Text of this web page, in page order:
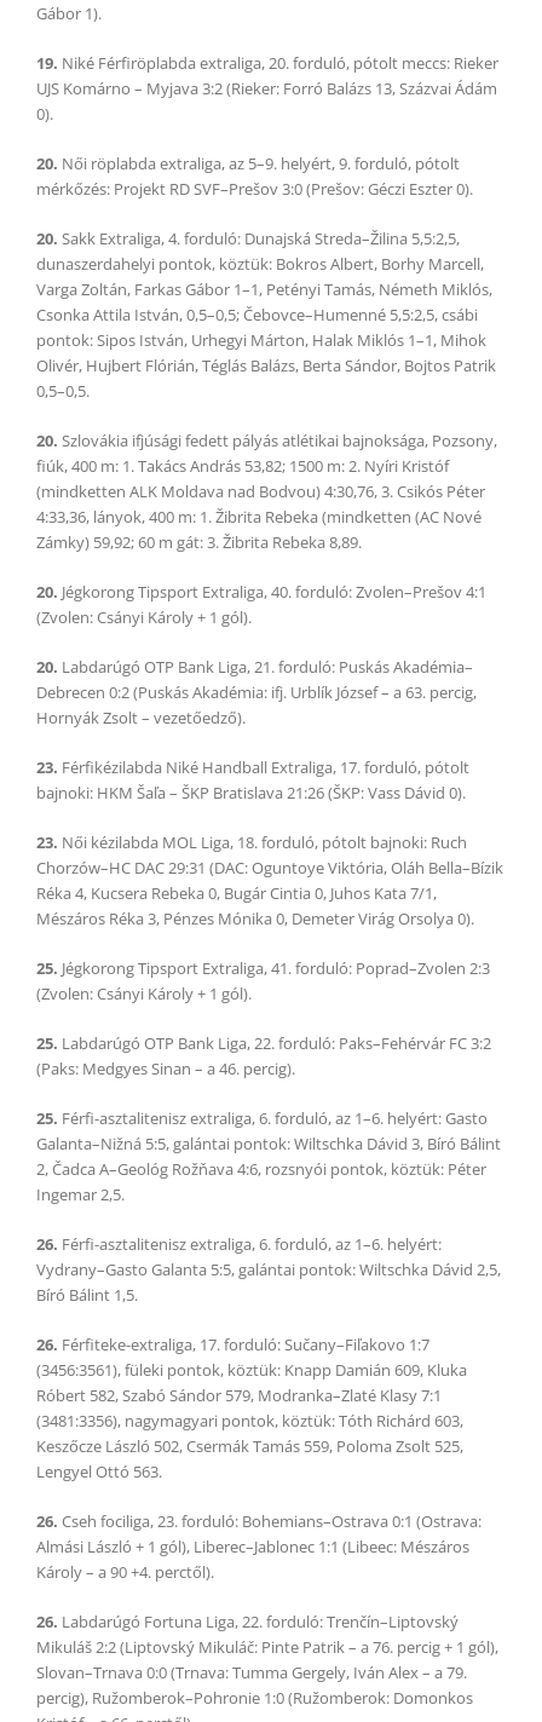
Gábor 1).
19. Niké Férfiröplabda extraliga, 20. forduló, pótolt meccs: Rieker
UJS Komárno – Myjava 3:2 (Rieker: Forró Balázs 13, Százvai Ádám
0).
20. Női röplabda extraliga, az 5–9. helyért, 9. forduló, pótolt
mérkőzés: Projekt RD SVF–Prešov 3:0 (Prešov: Géczi Eszter 0).
20. Sakk Extraliga, 4. forduló: Dunajská Streda–Žilina 5,5:2,5,
dunaszerdahelyi pontok, köztük: Bokros Albert, Borhy Marcell,
Varga Zoltán, Farkas Gábor 1–1, Petényi Tamás, Németh Miklós,
Csonka Attila István, 0,5–0,5; Čebovce–Humenné 5,5:2,5, csábi
pontok: Sipos István, Urhegyi Márton, Halak Miklós 1–1, Mihok
Olivér, Hujbert Flórián, Téglás Balázs, Berta Sándor, Bojtos Patrik
0,5–0,5.
20. Szlovákia ifjúsági fedett pályás atlétikai bajnoksága, Pozsony,
fiúk, 400 m: 1. Takács András 53,82; 1500 m: 2. Nyíri Kristóf
(mindketten ALK Moldava nad Bodvou) 4:30,76, 3. Csikós Péter
4:33,36, lányok, 400 m: 1. Žibrita Rebeka (mindketten (AC Nové
Zámky) 59,92; 60 m gát: 3. Žibrita Rebeka 8,89.
20. Jégkorong Tipsport Extraliga, 40. forduló: Zvolen–Prešov 4:1
(Zvolen: Csányi Károly + 1 gól).
20. Labdarúgó OTP Bank Liga, 21. forduló: Puskás Akadémia–
Debrecen 0:2 (Puskás Akadémia: ifj. Urblík József – a 63. percig,
Hornyák Zsolt – vezetőedző).
23. Férfikézilabda Niké Handball Extraliga, 17. forduló, pótolt
bajnoki: HKM Šaľa – ŠKP Bratislava 21:26 (ŠKP: Vass Dávid 0).
23. Női kézilabda MOL Liga, 18. forduló, pótolt bajnoki: Ruch
Chorzów–HC DAC 29:31 (DAC: Oguntoye Viktória, Oláh Bella–Bízik
Réka 4, Kucsera Rebeka 0, Bugár Cintia 0, Juhos Kata 7/1,
Mészáros Réka 3, Pénzes Mónika 0, Demeter Virág Orsolya 0).
25. Jégkorong Tipsport Extraliga, 41. forduló: Poprad–Zvolen 2:3
(Zvolen: Csányi Károly + 1 gól).
25. Labdarúgó OTP Bank Liga, 22. forduló: Paks–Fehérvár FC 3:2
(Paks: Medgyes Sinan – a 46. percig).
25. Férfi-asztalitenisz extraliga, 6. forduló, az 1–6. helyért: Gasto
Galanta–Nižná 5:5, galántai pontok: Wiltschka Dávid 3, Bíró Bálint
2, Čadca A–Geológ Rožňava 4:6, rozsnyói pontok, köztük: Péter
Ingemar 2,5.
26. Férfi-asztalitenisz extraliga, 6. forduló, az 1–6. helyért:
Vydrany–Gasto Galanta 5:5, galántai pontok: Wiltschka Dávid 2,5,
Bíró Bálint 1,5.
26. Férfiteke-extraliga, 17. forduló: Sučany–Fiľakovo 1:7
(3456:3561), füleki pontok, köztük: Knapp Damián 609, Kluka
Róbert 582, Szabó Sándor 579, Modranka–Zlaté Klasy 7:1
(3481:3356), nagymagyari pontok, köztük: Tóth Richárd 603,
Keszőcze László 502, Csermák Tamás 559, Poloma Zsolt 525,
Lengyel Ottó 563.
26. Cseh fociliga, 23. forduló: Bohemians–Ostrava 0:1 (Ostrava:
Almási László + 1 gól), Liberec–Jablonec 1:1 (Libeec: Mészáros
Károly – a 90 +4. perctől).
26. Labdarúgó Fortuna Liga, 22. forduló: Trenčín–Liptovský
Mikuláš 2:2 (Liptovský Mikuláč: Pinte Patrik – a 76. percig + 1 gól),
Slovan–Trnava 0:0 (Trnava: Tumma Gergely, Iván Alex – a 79.
percig), Ružomberok–Pohronie 1:0 (Ružomberok: Domonkos